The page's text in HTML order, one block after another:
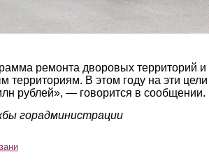
ремонта дворовых территорий и
территориям. В этом году на эти цели
рублей», — говорится в сообщении.
горадминистрации